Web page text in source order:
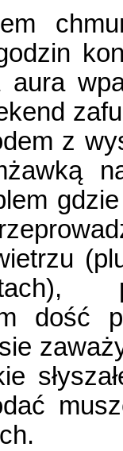
aura
z
dość